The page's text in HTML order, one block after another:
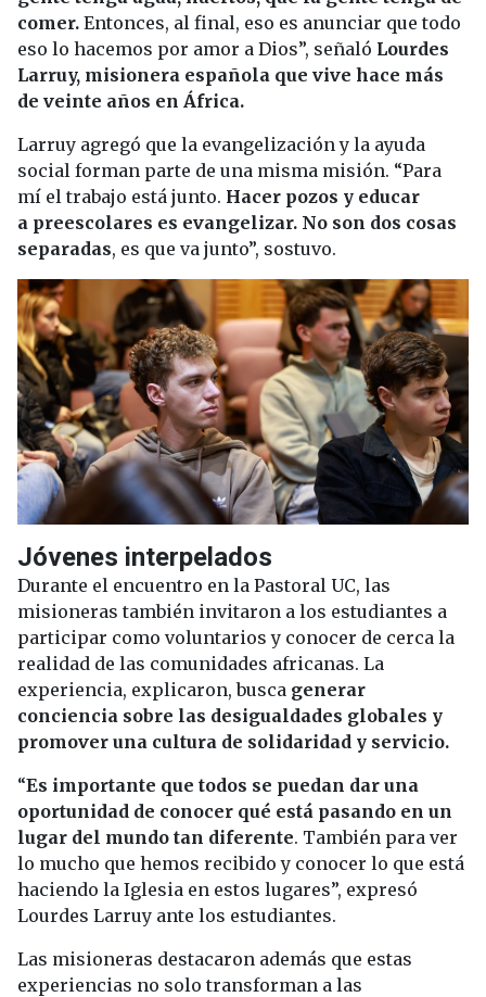
comer. Entonces, al final, eso es anunciar que todo
eso lo hacemos por amor a Dios”, señaló Lourdes
Larruy, misionera española que vive hace más
de veinte años en África.
Larruy agregó que la evangelización y la ayuda
social forman parte de una misma misión. “Para
mí el trabajo está junto. Hacer pozos y educar
a preescolares es evangelizar. No son dos cosas
separadas, es que va junto”, sostuvo.
Jóvenes interpelados
Durante el encuentro en la Pastoral UC, las
misioneras también invitaron a los estudiantes a
participar como voluntarios y conocer de cerca la
realidad de las comunidades africanas. La
experiencia, explicaron, busca generar
conciencia sobre las desigualdades globales y
promover una cultura de solidaridad y servicio.
“Es importante que todos se puedan dar una
oportunidad de conocer qué está pasando en un
lugar del mundo tan diferente. También para ver
lo mucho que hemos recibido y conocer lo que está
haciendo la Iglesia en estos lugares”, expresó
Lourdes Larruy ante los estudiantes.
Las misioneras destacaron además que estas
experiencias no solo transforman a las